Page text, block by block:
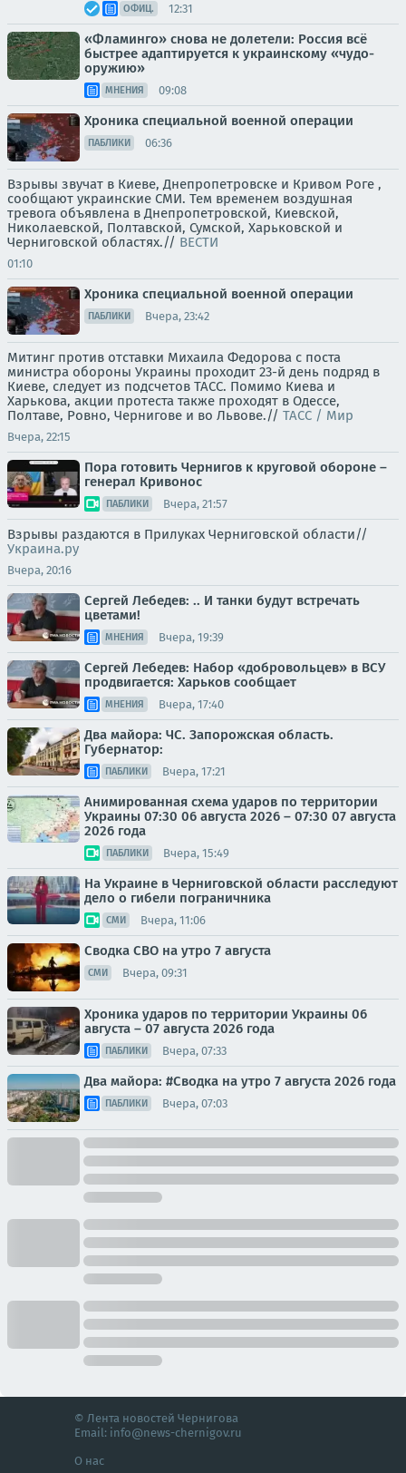
ОФИЦ. 12:31
«Фламинго» снова не долетели: Россия всё
быстрее адаптируется к украинскому «чудо-
оружию»
МНЕНИЯ 09:08
Хроника специальной военной операции
ПАБЛИКИ 06:36
Взрывы звучат в Киеве, Днепропетровске и Кривом Роге ,
сообщают украинские СМИ. Тем временем воздушная
тревога объявлена в Днепропетровской, Киевской,
Николаевской, Полтавской, Сумской, Харьковской и
Черниговской областях.// ВЕСТИ
01:10
Хроника специальной военной операции
ПАБЛИКИ Вчера, 23:42
Митинг против отставки Михаила Федорова с поста
министра обороны Украины проходит 23-й день подряд в
Киеве, следует из подсчетов ТАСС. Помимо Киева и
Харькова, акции протеста также проходят в Одессе,
Полтаве, Ровно, Чернигове и во Львове.// ТАСС / Мир
Вчера, 22:15
Пора готовить Чернигов к круговой обороне –
генерал Кривонос
ПАБЛИКИ Вчера, 21:57
Взрывы раздаются в Прилуках Черниговской области//
Украина.ру
Вчера, 20:16
Сергей Лебедев: .. И танки будут встречать
цветами!
МНЕНИЯ Вчера, 19:39
Сергей Лебедев: Набор «добровольцев» в ВСУ
продвигается: Харьков сообщает
МНЕНИЯ Вчера, 17:40
Два майора: ЧС. Запорожская область.
Губернатор:
ПАБЛИКИ Вчера, 17:21
Анимированная схема ударов по территории
Украины 07:30 06 августа 2026 – 07:30 07 августа
2026 года
ПАБЛИКИ Вчера, 15:49
На Украине в Черниговской области расследуют
дело о гибели пограничника
СМИ Вчера, 11:06
Сводка СВО на утро 7 августа
СМИ Вчера, 09:31
Хроника ударов по территории Украины 06
августа – 07 августа 2026 года
ПАБЛИКИ Вчера, 07:33
Два майора: #Сводка на утро 7 августа 2026 года
ПАБЛИКИ Вчера, 07:03
© Лента новостей Чернигова
Email: info@news-chernigov.ru
О нас